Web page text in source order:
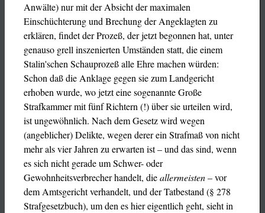
Anwälte) nur mit der Absicht der maximalen
Einschüchterung und Brechung der Angeklagten zu
erklären, findet der Prozeß, der jetzt begonnen hat, unter
genauso grell inszenierten Umständen statt, die einem
Stalin'schen Schauprozeß alle Ehre machen würden:
Schon daß die Anklage gegen sie zum Landgericht
erhoben wurde, wo jetzt eine sogenannte Große
Strafkammer mit fünf Richtern (!) über sie urteilen wird,
ist ungewöhnlich. Nach dem Gesetz wird wegen
(angeblicher) Delikte, wegen derer ein Strafmaß von nicht
mehr als vier Jahren zu erwarten ist – und das sind, wenn
es sich nicht gerade um Schwer- oder
Gewohnheitsverbrecher handelt, dieallermeisten– vor
dem Amtsgericht verhandelt, und der Tatbestand (§ 278
Strafgesetzbuch), um den es hier eigentlich geht, sieht in